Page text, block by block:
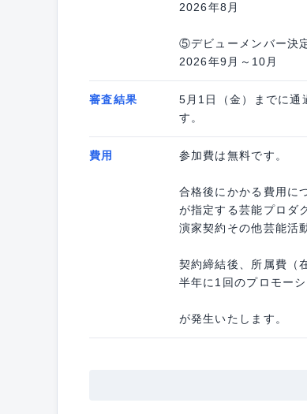
2026年8月
⑤デビューメンバー決
2026年9月～10月
審査結果
5月1日（金）までに通
す。
費用 参加費は無料です。
合格後にかかる費用に
が指定する芸能プロダ
演家契約その他芸能活
契約締結後、所属費（
半年に1回のプロモー
が発生いたします。